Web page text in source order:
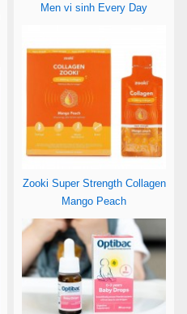
Men vi sinh Every Day
Zooki Super Strength Collagen
Mango Peach